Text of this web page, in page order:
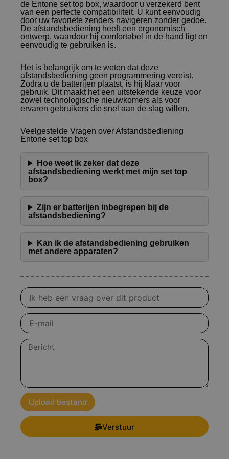
de Entone set top box, waardoor u verzekerd bent
van een perfecte compatibiliteit. U kunt eenvoudig
door uw favoriete zenders navigeren zonder gedoe.
De afstandsbediening heeft een ergonomisch
ontwerp, waardoor hij comfortabel in de hand ligt en
eenvoudig te gebruiken is.
Het is belangrijk om te weten dat deze
afstandsbediening geen programmering vereist.
Zodra u de batterijen plaatst, is hij klaar voor
gebruik. Dit maakt het een uitstekende keuze voor
zowel technologische nieuwkomers als voor
ervaren gebruikers die snel aan de slag willen.
Veelgestelde Vragen over Afstandsbediening
Entone set top box
Hoe weet ik zeker dat deze
afstandsbediening werkt met mijn set top
box?
Zijn er batterijen inbegrepen bij de
afstandsbediening?
Kan ik de afstandsbediening gebruiken
met andere apparaten?
Vraag
over
product
E-
mail
Bericht
Upload bestand
Verstuur